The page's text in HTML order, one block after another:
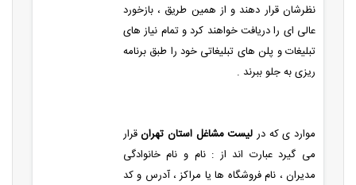
نظرشان قرار دهند و از همین طریق ، بازخورد
عالی ای را دریافت خواهند کرد و تمام نیاز های
تبلیغات و پلن های تبلیغاتی خود را طبق برنامه
ریزی به جلو ببرند .
موارد ی که در لیست مشاغل استان تهرانقرار
می گیرد عبارت اند از : نام و نام خانوادگی
مدیران ، نام فروشگاه ها یا مراکز ، آدرس و کد